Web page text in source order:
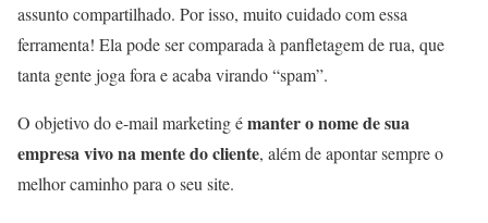
assunto compartilhado. Por isso, muito cuidado com essa
ferramenta! Ela pode ser comparada à panfletagem de rua, que
tanta gente joga fora e acaba virando “spam”.
O objetivo do e-mail marketing émanter o nome de sua
empresa vivo na mente do cliente, além de apontar sempre o
melhor caminho para o seu site.